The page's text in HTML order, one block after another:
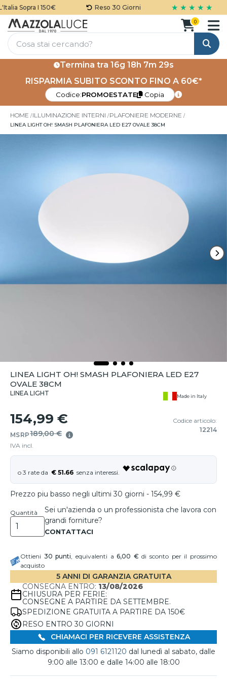
Sopra I 150€ Reso 30 Giorni ★ ★ ★ ★ ★
Cerca
0
Termina tra 16g 18h 7m 29s
RISPARMIA SUBITO SCONTO FINO A 60€*
Codice:PROMOESTATE Copia
HOME ILLUMINAZIONE INTERNI PLAFONIERE MODERNE
LINEA LIGHT OH! SMASH PLAFONIERA LED E27 OVALE 38CM
LINEA LIGHT OH! SMASH PLAFONIERA LED E27
OVALE 38CM
LINEA LIGHT Made in Italy
154,99 €
MSRP189,00 €
IVA incl.
Codice articolo:
12214
€ 51.66
Prezzo piu basso negli ultimi 30 giorni - 154,99 €
Quantità
Sei un'azienda o un professionista che lavora con
grandi forniture?
Ottieni 30 punti, equivalenti a6,00 €di sconto per il prossimo
acquisto
5 ANNI DI GARANZIA GRATUITA
CONSEGNA ENTRO: 13/08/2026
CHIUSURA PER FERIE:
CONSEGNE A PARTIRE DA SETTEMBRE.
SPEDIZIONE GRATUITA A PARTIRE DA 150€
RESO ENTRO 30 GIORNI
CHIAMACI PER RICEVERE ASSISTENZA
Siamo disponibili allo 091 6121120 dal lunedì al sabato, dalle
9:00 alle 13:00 e dalle 14:00 alle 18:00